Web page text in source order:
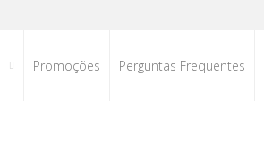
Promoções Perguntas Frequentes